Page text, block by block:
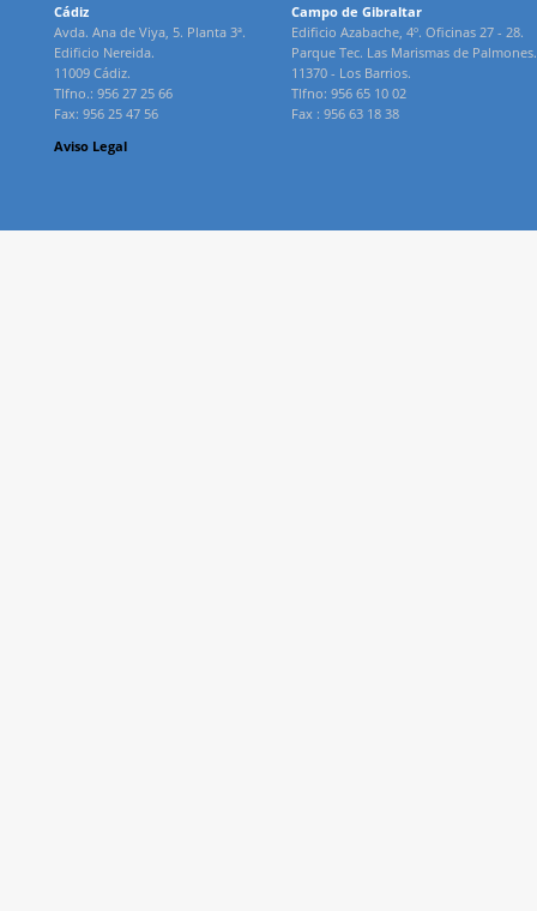
Cádiz
Avda. Ana de Viya, 5. Planta 3ª.
Edificio Nereida.
11009 Cádiz.
Tlfno.: 956 27 25 66
Fax: 956 25 47 56
Campo de Gibraltar
Edificio Azabache, 4º. Oficinas 27 - 28.
Parque Tec. Las Marismas de Palmones.
11370 - Los Barrios.
Tlfno: 956 65 10 02
Fax : 956 63 18 38
Aviso Legal